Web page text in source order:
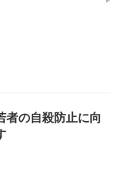
者の自殺防止に向